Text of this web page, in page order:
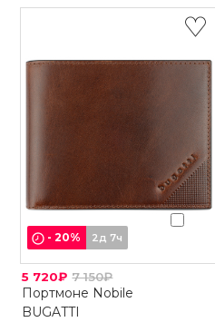
-20% 2д 7ч
5 720₽ 7 150₽
Портмоне Nobile
BUGATTI